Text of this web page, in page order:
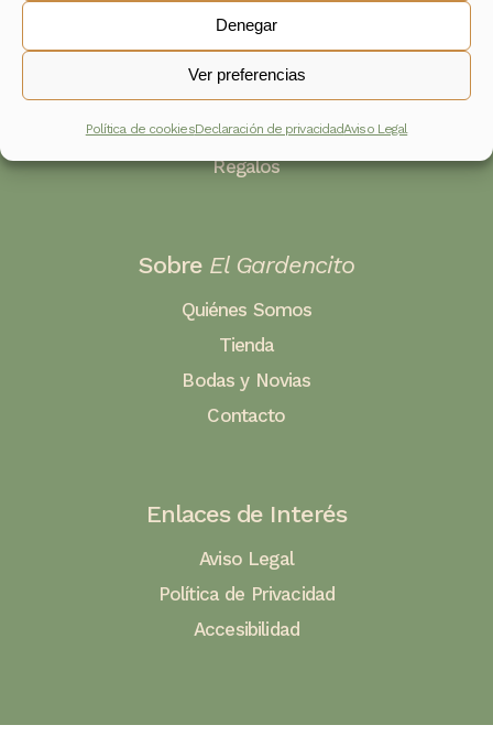
Denegar
Ver preferencias
Política de cookiesDeclaración de privacidadAviso Legal
Categorías
Condolencias
Novias
Regalos
Sobre El Gardencito
Quiénes Somos
Tienda
Bodas y Novias
Contacto
Enlaces de Interés
Aviso Legal
Política de Privacidad
Accesibilidad